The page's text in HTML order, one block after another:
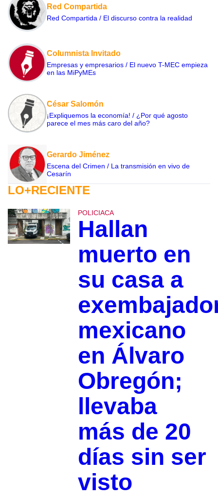
Red Compartida
Red Compartida / El discurso contra la realidad
Columnista Invitado
Empresas y empresarios / El nuevo T-MEC empieza
en las MiPyMEs
César Salomón
¡Expliquemos la economía! / ¿Por qué agosto
parece el mes más caro del año?
Gerardo Jiménez
Escena del Crimen / La transmisión en vivo de
Cesarín
LO+RECIENTE
POLICIACA
Hallan
muerto en
su casa a
mexicano
en Álvaro
Obregón;
llevaba
más de 20
días sin ser
visto